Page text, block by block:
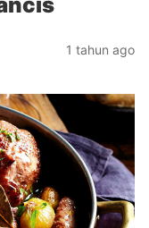
1 tahun ago